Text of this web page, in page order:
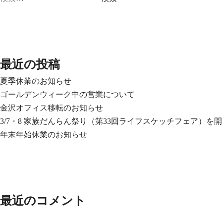
最近の投稿
夏季休業のお知らせ
ゴールデンウィーク中の営業について
金沢オフィス移転のお知らせ
3/7・8 家族だんらん祭り（第33回ライフスケッチフェア）を開
年末年始休業のお知らせ
最近のコメント